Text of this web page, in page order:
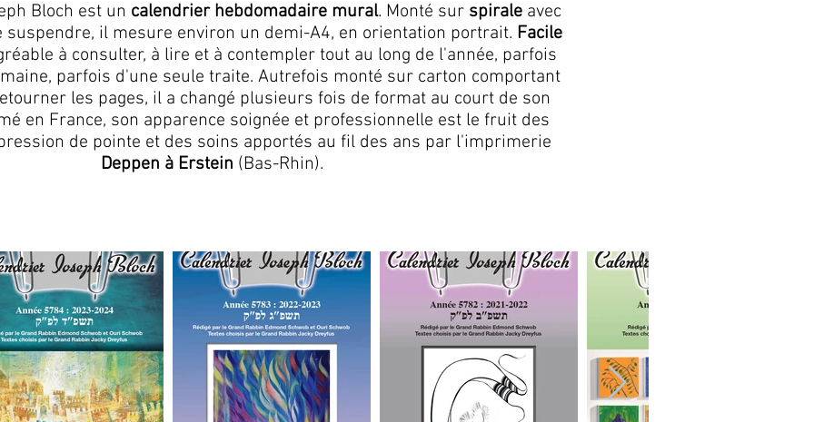
Bloch est un calendrier hebdomadaire mural. Monté sur spirale avec
suspendre, il mesure environ un demi-A4, en orientation portrait. Facile
à consulter, à lire et à contempler tout au long de l'année, parfois
parfois d'une seule traite. Autrefois monté sur carton comportant
les pages, il a changé plusieurs fois de format au court de son
en France, son apparence soignée et professionnelle est le fruit des
de pointe et des soins apportés au fil des ans par l'imprimerie
Deppen à Erstein (Bas-Rhin).